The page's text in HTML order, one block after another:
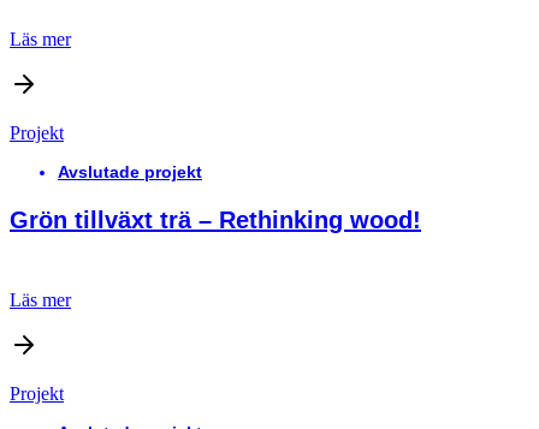
Läs mer
Projekt
Avslutade projekt
Grön tillväxt trä – Rethinking wood!
Läs mer
Projekt